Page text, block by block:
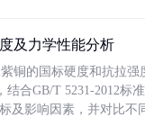
及力学性能分析
铜的国标硬度和抗拉强
结合GB/T 5231-2012标
及影响因素，并对比不